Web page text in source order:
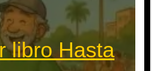
libro Hasta